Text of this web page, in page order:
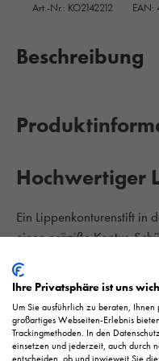
Art.-Nr.: KO2142212 EAN:
Beschreibung
Hochwertiger
Ein Lippenkonturenstift in
einen präziße Kontur.
Doppelt spitze:
Sieben Farbtöne für alle
Korrektur der Lippenform,
ohne zu verwischen.
Ihre Privatsphäre ist uns
Um Sie ausführlich zu beraten,
großartiges Webseiten-Erlebnis
Trackingmethoden. In den
einsetzen und jederzeit, auch durch